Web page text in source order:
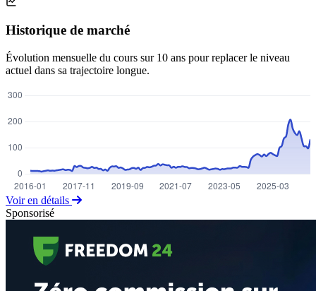
Historique de marché
Évolution mensuelle du cours sur 10 ans pour replacer le niveau
actuel dans sa trajectoire longue.
Voir en détails
Sponsorisé